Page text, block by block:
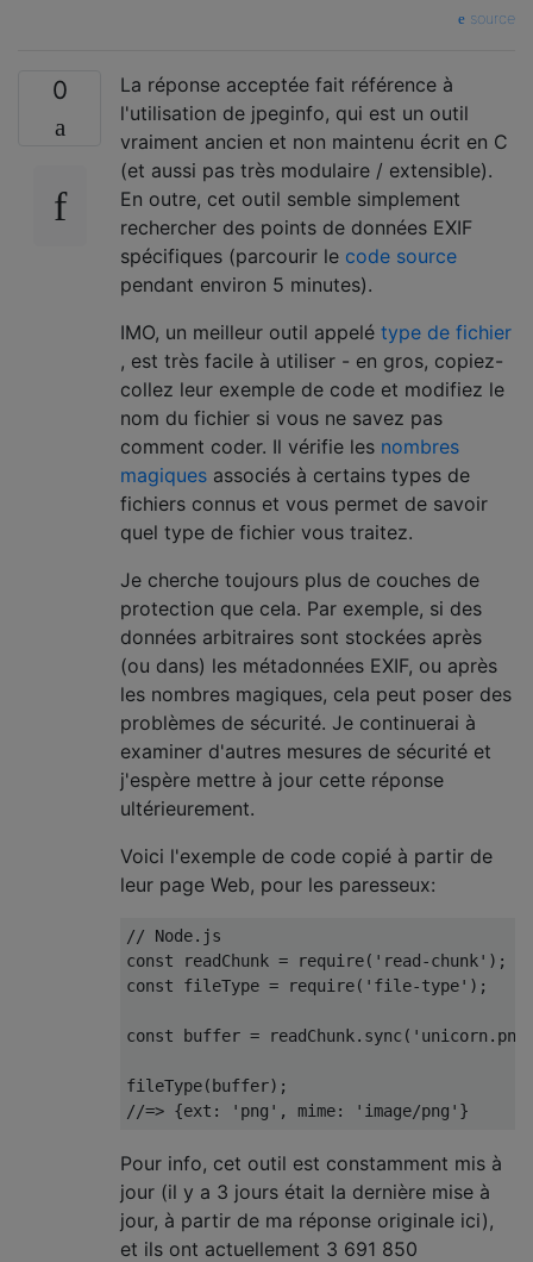
source
0
La réponse acceptée fait référence à
l'utilisation de jpeginfo, qui est un outil
vraiment ancien et non maintenu écrit en C
(et aussi pas très modulaire / extensible).
En outre, cet outil semble simplement
rechercher des points de données EXIF ​​
spécifiques (parcourir le code source
pendant environ 5 minutes).
IMO, un meilleur outil appelé type de fichier
, est très facile à utiliser - en gros, copiez-
collez leur exemple de code et modifiez le
nom du fichier si vous ne savez pas
comment coder. Il vérifie les nombres
magiques associés à certains types de
fichiers connus et vous permet de savoir
quel type de fichier vous traitez.
Je cherche toujours plus de couches de
protection que cela. Par exemple, si des
données arbitraires sont stockées après
(ou dans) les métadonnées EXIF, ou après
les nombres magiques, cela peut poser des
problèmes de sécurité. Je continuerai à
examiner d'autres mesures de sécurité et
j'espère mettre à jour cette réponse
ultérieurement.
Voici l'exemple de code copié à partir de
leur page Web, pour les paresseux:
// Node.js
const readChunk = require('read-chunk');
const fileType = require('file-type');
const buffer =
fileType(buffer);
Pour info, cet outil est constamment mis à
jour (il y a 3 jours était la dernière mise à
jour, à partir de ma réponse originale ici),
et ils ont actuellement 3 691 850